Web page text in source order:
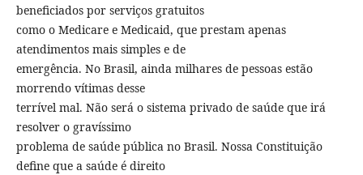
beneficiados por serviços gratuitos
como o Medicare e Medicaid, que prestam apenas
atendimentos mais simples e de
emergência. No Brasil, ainda milhares de pessoas estão
morrendo vítimas desse
terrível mal. Não será o sistema privado de saúde que irá
resolver o gravíssimo
problema de saúde pública no Brasil. Nossa Constituição
define que a saúde é direito